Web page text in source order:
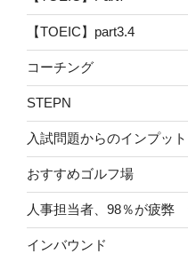
【TOEIC】part3.4
コーチング
STEPN
入試問題からのインプット
おすすめゴルフ場
人事担当者、98％が疲弊
インバウンド